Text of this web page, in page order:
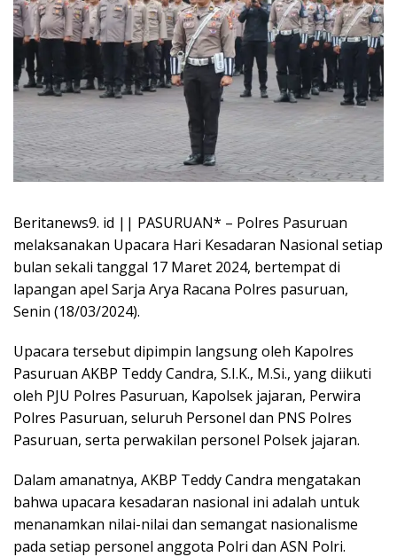
Beritanews9. id || PASURUAN* – Polres Pasuruan
melaksanakan Upacara Hari Kesadaran Nasional setiap
bulan sekali tanggal 17 Maret 2024, bertempat di
lapangan apel Sarja Arya Racana Polres pasuruan,
Senin (18/03/2024).
Upacara tersebut dipimpin langsung oleh Kapolres
Pasuruan AKBP Teddy Candra, S.I.K., M.Si., yang diikuti
oleh PJU Polres Pasuruan, Kapolsek jajaran, Perwira
Polres Pasuruan, seluruh Personel dan PNS Polres
Pasuruan, serta perwakilan personel Polsek jajaran.
Dalam amanatnya, AKBP Teddy Candra mengatakan
bahwa upacara kesadaran nasional ini adalah untuk
menanamkan nilai-nilai dan semangat nasionalisme
pada setiap personel anggota Polri dan ASN Polri.